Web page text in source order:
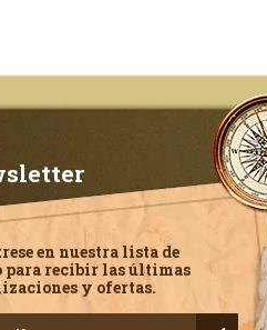
en nuestra lista de
para recibir las últimas
y ofertas.